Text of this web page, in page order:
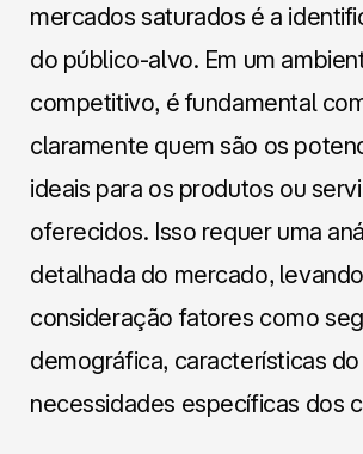
mercados saturados é a
do público-alvo. Em um
competitivo, é fundamental
claramente quem são os
ideais para os produtos ou
oferecidos. Isso requer uma
detalhada do mercado,
consideração fatores como
demográfica, características
necessidades específicas dos